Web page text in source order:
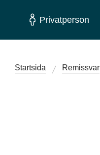
Privatperson
Startsida Remissvar